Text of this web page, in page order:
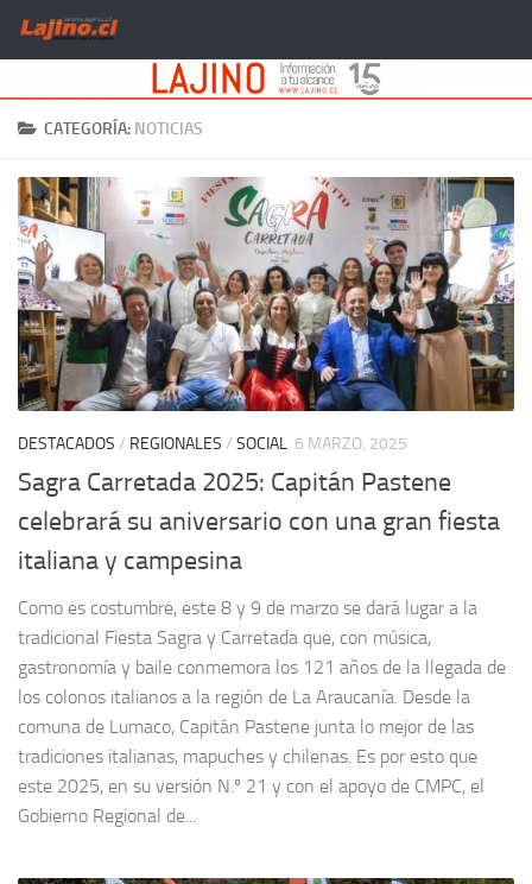
Saltar al contenido
CATEGORÍA: NOTICIAS
DESTACADOS / REGIONALES / SOCIAL 6 MARZO, 2025
Sagra Carretada 2025: Capitán Pastene
celebrará su aniversario con una gran fiesta
italiana y campesina
Como es costumbre, este 8 y 9 de marzo se dará lugar a la
tradicional Fiesta Sagra y Carretada que, con música,
gastronomía y baile conmemora los 121 años de la llegada de
los colonos italianos a la región de La Araucanía. Desde la
comuna de Lumaco, Capitán Pastene junta lo mejor de las
tradiciones italianas, mapuches y chilenas. Es por esto que
este 2025, en su versión N.º 21 y con el apoyo de CMPC, el
Gobierno Regional de...